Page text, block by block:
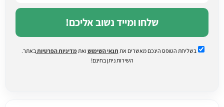
שלחו ומייד נשוב אליכם!
בשליחת הטופס הינכם מאשרים את תנאי השימוש ואתמדיניות הפרטיות באתר.
השירות ניתן בחינם!